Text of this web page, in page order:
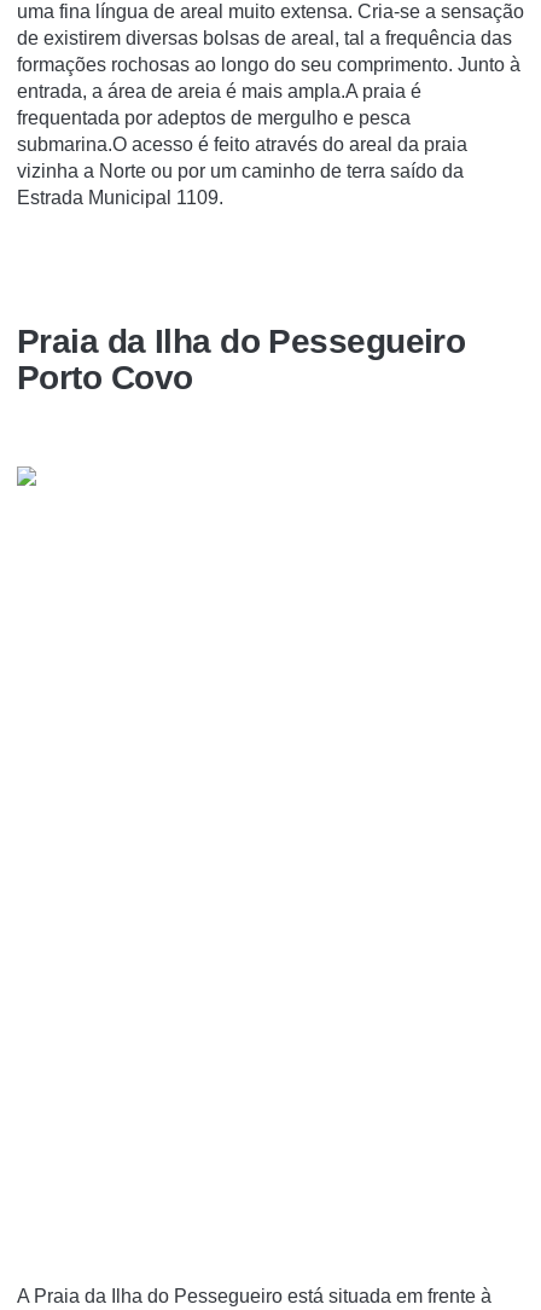
uma fina língua de areal muito extensa. Cria-se a sensação
de existirem diversas bolsas de areal, tal a frequência das
formações rochosas ao longo do seu comprimento. Junto à
entrada, a área de areia é mais ampla.A praia é
frequentada por adeptos de mergulho e pesca
submarina.O acesso é feito através do areal da praia
vizinha a Norte ou por um caminho de terra saído da
Estrada Municipal 1109.
Praia da Ilha do Pessegueiro
Porto Covo
A Praia da Ilha do Pessegueiro está situada em frente à